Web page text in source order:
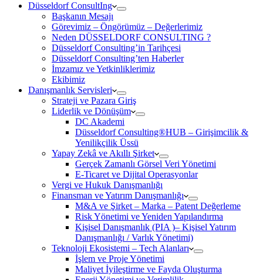
Düsseldorf ConsultIng
Başkanın Mesajı
Görevimiz – Öngörümüz – Değerlerimiz
Neden DÜSSELDORF CONSULTING ?
Düsseldorf Consulting’in Tarihçesi
Düsseldorf Consulting’ten Haberler
İmzamız ve Yetkinliklerimiz
Ekibimiz
Danışmanlık Servisleri
Strateji ve Pazara Giriş
Liderlik ve Dönüşüm
DC Akademi
Düsseldorf Consulting®HUB – Girişimcilik &
Yenilikçilik Üssü
Yapay Zekâ ve Akıllı Şirket
Gerçek Zamanlı Görsel Veri Yönetimi
E-Ticaret ve Dijital Operasyonlar
Vergi ve Hukuk Danışmanlığı
Finansman ve Yatırım Danışmanlığı
M&A ve Şirket – Marka – Patent Değerleme
Risk Yönetimi ve Yeniden Yapılandırma
Kişisel Danışmanlık (PIA )– Kişisel Yatırım
Danışmanlığı / Varlık Yönetimi)
Teknoloji Ekosistemi – Tech Alanları
İşlem ve Proje Yönetimi
Maliyet İyileştirme ve Fayda Oluşturma